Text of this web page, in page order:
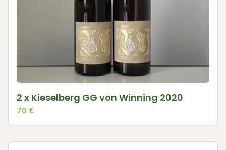
2 x Kieselberg GG von Winning 2020
70 €